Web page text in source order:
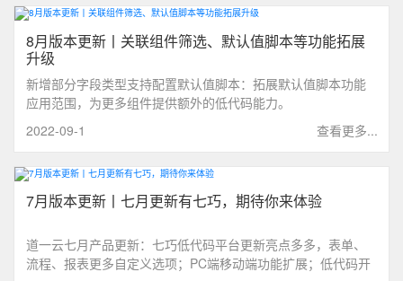
8月版本更新丨关联组件筛选、默认值脚本等功能拓展
升级
新增部分字段类型支持配置默认值脚本：拓展默认值脚本功能
应用范围，为更多组件提供额外的低代码能力。
查看更多...
2022-09-1
7月版本更新丨七月更新有七巧，期待你来体验
道一云七月产品更新：七巧低代码平台更新亮点多多，表单、
流程、报表更多自定义选项；PC端移动端功能扩展；低代码开